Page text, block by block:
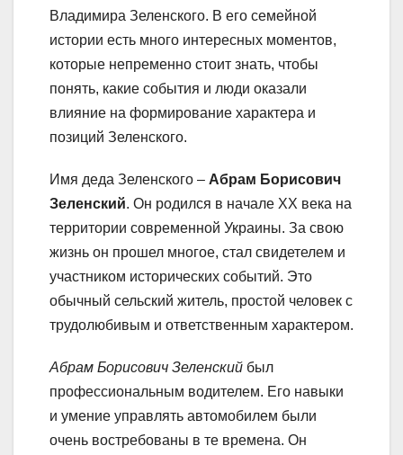
Владимира Зеленского. В его семейной
истории есть много интересных моментов,
которые непременно стоит знать, чтобы
понять, какие события и люди оказали
влияние на формирование характера и
позиций Зеленского.
Имя деда Зеленского – Абрам Борисович
Зеленский. Он родился в начале XX века на
территории современной Украины. За свою
жизнь он прошел многое, стал свидетелем и
участником исторических событий. Это
обычный сельский житель, простой человек с
трудолюбивым и ответственным характером.
Абрам Борисович Зеленский был
профессиональным водителем. Его навыки
и умение управлять автомобилем были
очень востребованы в те времена. Он